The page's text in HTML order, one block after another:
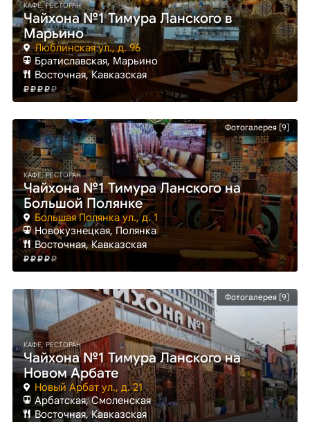
КАФЕ, РЕСТОРАН
Чайхона №1 Тимура Ланского в
Марьино
Люблинская ул., д. 96
Братиславская, Марьино
Восточная, Кавказская
Фотогалерея [9]
КАФЕ, РЕСТОРАН
Чайхона №1 Тимура Ланского на
Большой Полянке
Большая Полянка ул., д. 1
Новокузнецкая, Полянка
Восточная, Кавказская
Фотогалерея [9]
КАФЕ, РЕСТОРАН
Чайхона №1 Тимура Ланского на
Новом Арбате
Новый Арбат ул., д. 21
Арбатская, Смоленская
Восточная, Кавказская